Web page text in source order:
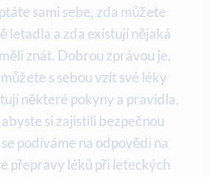
sami sebe, zda můžete
letadla a zda existují nějaká
znát. Dobrou zprávou je,
s sebou vzít své léky
některé pokyny a pravidla,
si zajistili bezpečnou
podíváme na odpovědi na
přepravy léků při leteckých